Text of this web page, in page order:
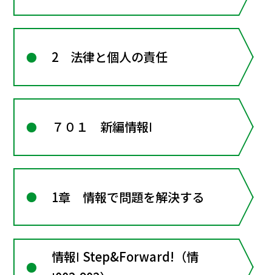
2 法律と個人の責任
７０１ 新編情報Ⅰ
1章 情報で問題を解決する
情報Ⅰ Step&Forward!（情